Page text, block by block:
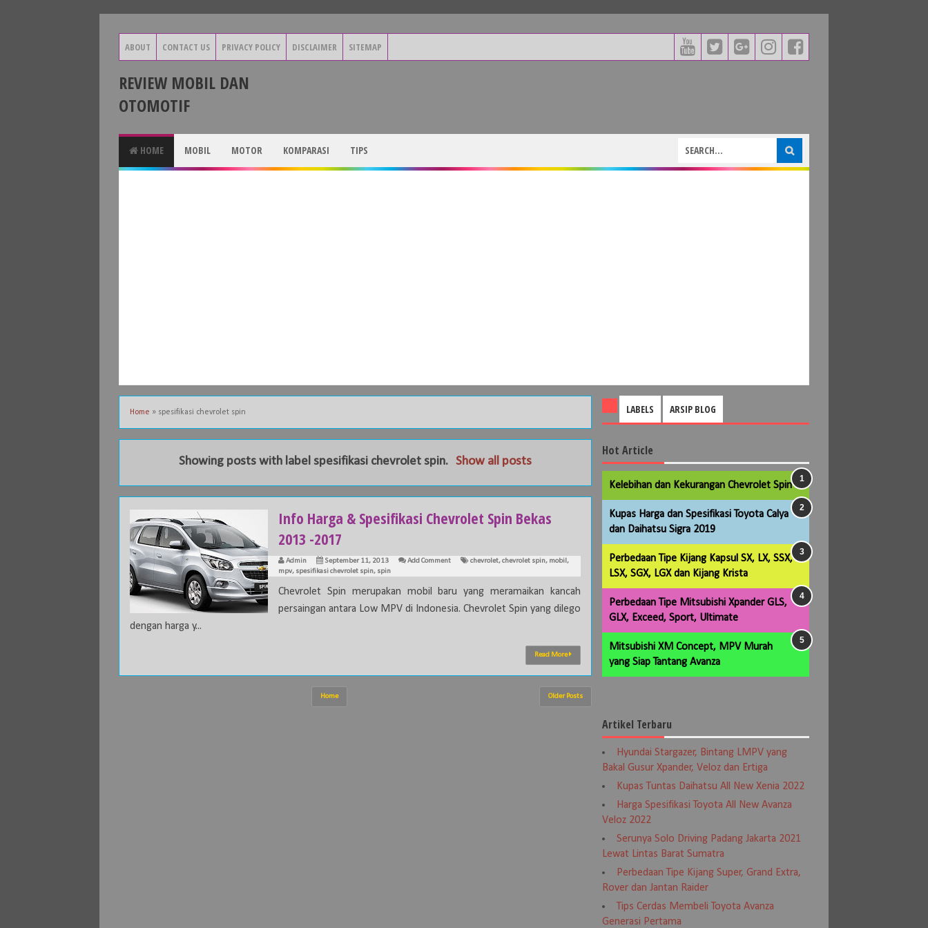
ABOUT CONTACT US PRIVACY POLICY DISCLAIMER SITEMAP
REVIEW MOBIL DAN
OTOMOTIF
HOME MOBIL MOTOR KOMPARASI TIPS
Home » spesifikasi chevrolet spin
Showing posts with label spesifikasi chevrolet spin. Show all posts
Info Harga & Spesifikasi Chevrolet Spin Bekas
2013 -2017
Admin September 11, 2013 Add Comment chevrolet,chevrolet spin, mobil ,
mpv, spesifikasi chevrolet spin, spin
Chevrolet Spin merupakan mobil baru yang meramaikan kancah
persaingan antara Low MPV di Indonesia. Chevrolet Spin yang dilego
dengan harga y...
Read More
Older Posts
Home
LABELS ARSIP BLOG
Hot Article
Kelebihan dan Kekurangan Chevrolet Spin
Kupas Harga dan Spesifikasi Toyota Calya
dan Daihatsu Sigra 2019
Perbedaan Tipe Kijang Kapsul SX, LX, SSX,
LSX, SGX, LGX dan Kijang Krista
Perbedaan Tipe Mitsubishi Xpander GLS,
GLX, Exceed, Sport, Ultimate
Mitsubishi XM Concept, MPV Murah
yang Siap Tantang Avanza
Artikel Terbaru
Hyundai Stargazer, Bintang LMPV yang
Bakal Gusur Xpander, Veloz dan Ertiga
Kupas Tuntas Daihatsu All New Xenia 2022
Harga Spesifikasi Toyota All New Avanza
Veloz 2022
Serunya Solo Driving Padang Jakarta 2021
Lewat Lintas Barat Sumatra
Perbedaan Tipe Kijang Super, Grand Extra,
Rover dan Jantan Raider
Tips Cerdas Membeli Toyota Avanza
Generasi Pertama